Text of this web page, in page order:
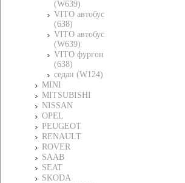
(W639)
VITO автобус
(638)
VITO автобус
(W639)
VITO фургон
(638)
седан (W124)
MINI
MITSUBISHI
NISSAN
OPEL
PEUGEOT
RENAULT
ROVER
SAAB
SEAT
SKODA